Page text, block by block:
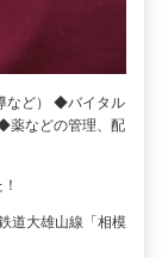
など） ◆バイタル
薬などの管理、配
道大雄山線「相模